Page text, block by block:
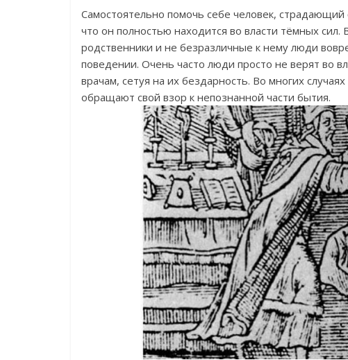
Самостоятельно помочь себе человек,
что он полностью находится во власти тёмных
родственники и не безразличные к нему люди
поведении. Очень часто люди просто не верят во
врачам, сетуя на их бездарность. Во многих
обращают свой взор к непознанной части бытия.